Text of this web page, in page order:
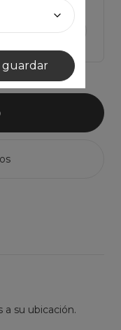
guardar
con la tuya
>
su ubicación.